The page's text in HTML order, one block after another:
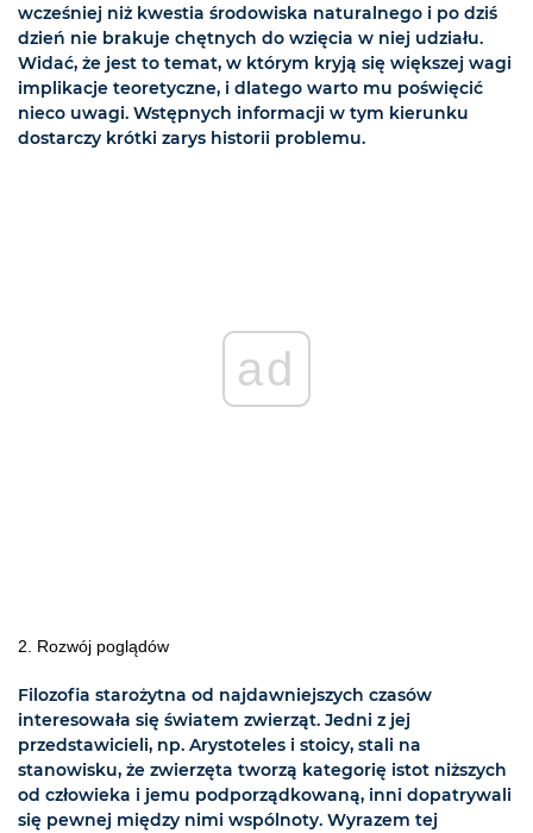
wcześniej niż kwestia środowiska naturalnego i po dziś
dzień nie brakuje chętnych do wzięcia w niej udziału.
Widać, że jest to temat, w którym kryją się większej wagi
implikacje teoretyczne, i dlatego warto mu poświęcić
nieco uwagi. Wstępnych informacji w tym kierunku
dostarczy krótki zarys historii problemu.
ad
2. Rozwój poglądów
Filozofia starożytna od najdawniejszych czasów
interesowała się światem zwierząt. Jedni z jej
przedstawicieli, np. Arystoteles i stoicy, stali na
stanowisku, że zwierzęta tworzą kategorię istot niższych
od człowieka i jemu podporządkowaną, inni dopatrywali
się pewnej między nimi wspólnoty. Wyrazem tej